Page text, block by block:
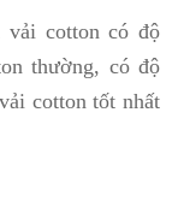
vải cotton có độ
thường, có độ
cotton tốt nhất